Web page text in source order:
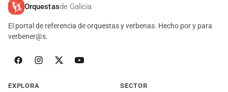
Orquestasde Galicia
El portal de referencia de orquestas y verbenas. Hecho por y para
verbener@s.
EXPLORA SECTOR